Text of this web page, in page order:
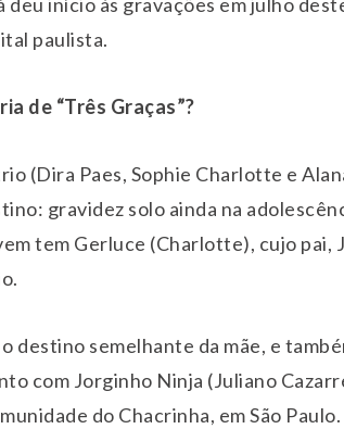
paulista.
de “Três Graças”?
(Dira Paes, Sophie Charlotte e
gravidez solo ainda na
tem Gerluce (Charlotte), cujo pai,
destino semelhante da mãe, e
com Jorginho Ninja (Juliano
do Chacrinha, em São